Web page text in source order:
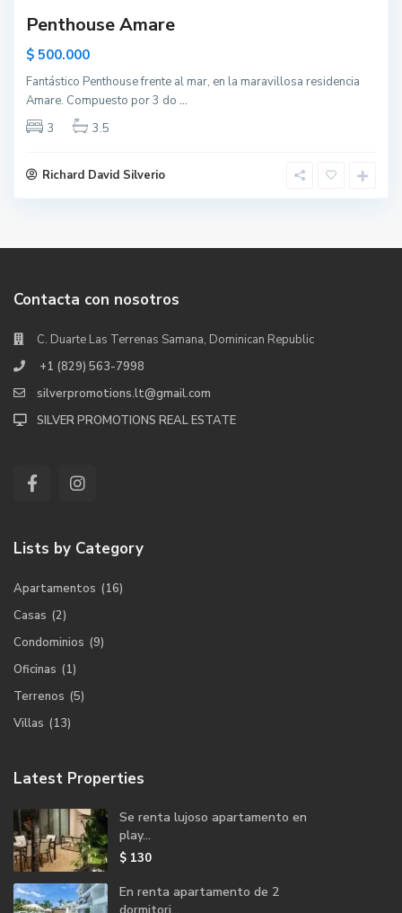
Penthouse Amare
$ 500.000
Fantástico Penthouse frente al mar, en la maravillosa residencia
Amare. Compuesto por 3 do ...
3
3.5
Richard David Silverio
Contacta con nosotros
C. Duarte Las Terrenas Samana, Dominican Republic
+1 (829) 563-7998
silverpromotions.lt@gmail.com
SILVER PROMOTIONS REAL ESTATE
Lists by Category
Apartamentos (16)
Casas (2)
Condominios (9)
Oficinas (1)
Terrenos (5)
Villas (13)
Latest Properties
Se renta lujoso apartamento en
play...
$ 130
En renta apartamento de 2